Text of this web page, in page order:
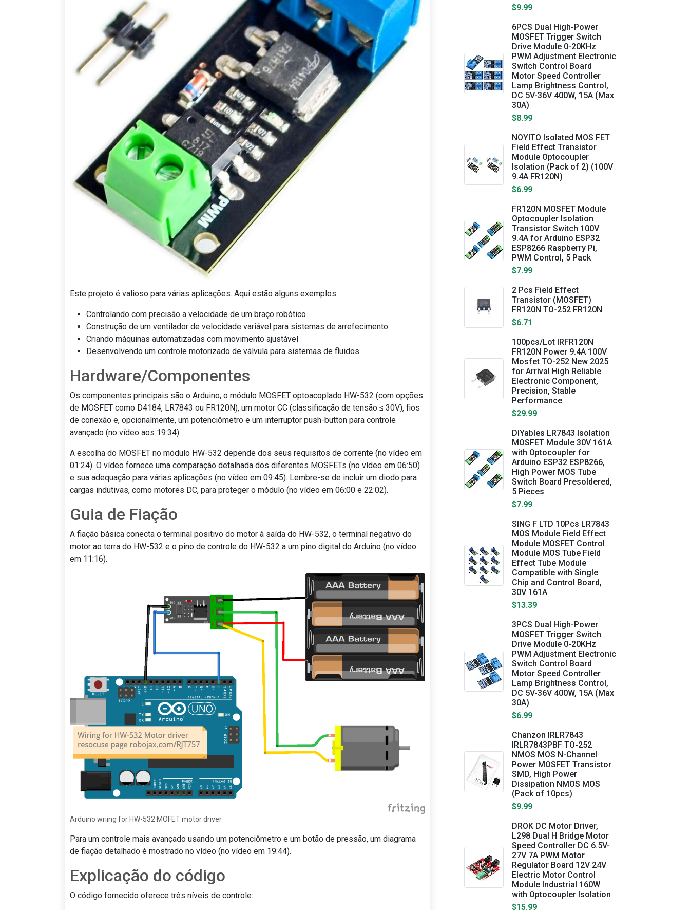
Este projeto é valioso para várias aplicações. Aqui estão alguns exemplos:
Controlando com precisão a velocidade de um braço robótico
Construção de um ventilador de velocidade variável para sistemas de arrefecimento
Criando máquinas automatizadas com movimento ajustável
Desenvolvendo um controle motorizado de válvula para sistemas de fluidos
Hardware/Componentes
Os componentes principais são o Arduino, o módulo MOSFET optoacoplado HW-532 (com opções
de MOSFET como D4184, LR7843 ou FR120N), um motor CC (classificação de tensão ≤ 30V), fios
de conexão e, opcionalmente, um potenciômetro e um interruptor push-button para controle
avançado (no vídeo aos 19:34).
A escolha do MOSFET no módulo HW-532 depende dos seus requisitos de corrente (no vídeo em
01:24). O vídeo fornece uma comparação detalhada dos diferentes MOSFETs (no vídeo em 06:50)
e sua adequação para várias aplicações (no vídeo em 09:45). Lembre-se de incluir um diodo para
cargas indutivas, como motores DC, para proteger o módulo (no vídeo em 06:00 e 22:02).
Guia de Fiação
A fiação básica conecta o terminal positivo do motor à saída do HW-532, o terminal negativo do
motor ao terra do HW-532 e o pino de controle do HW-532 a um pino digital do Arduino (no vídeo
em 11:16).
Arduino wriing for HW-532 MOFET motor driver
Para um controle mais avançado usando um potenciômetro e um botão de pressão, um diagrama
de fiação detalhado é mostrado no vídeo (no vídeo em 19:44).
Explicação do código
O código fornecido oferece três níveis de controle:
$9.99
6PCS Dual High-Power
MOSFET Trigger Switch
Drive Module 0-20KHz
PWM Adjustment Electronic
Switch Control Board
Motor Speed Controller
Lamp Brightness Control,
DC 5V-36V 400W, 15A (Max
30A)
$8.99
NOYITO Isolated MOS FET
Field Effect Transistor
Module Optocoupler
Isolation (Pack of 2) (100V
9.4A FR120N)
$6.99
FR120N MOSFET Module
Optocoupler Isolation
Transistor Switch 100V
9.4A for Arduino ESP32
ESP8266 Raspberry Pi,
PWM Control, 5 Pack
$7.99
2 Pcs Field Effect
Transistor (MOSFET)
FR120N TO-252 FR120N
$6.71
100pcs/Lot IRFR120N
FR120N Power 9.4A 100V
Mosfet TO-252 New 2025
for Arrival High Reliable
Electronic Component,
Precision, Stable
Performance
$29.99
DIYables LR7843 Isolation
MOSFET Module 30V 161A
with Optocoupler for
Arduino ESP32 ESP8266,
High Power MOS Tube
Switch Board Presoldered,
5 Pieces
$7.99
SING F LTD 10Pcs LR7843
MOS Module Field Effect
Module MOSFET Control
Module MOS Tube Field
Effect Tube Module
Compatible with Single
Chip and Control Board,
30V 161A
$13.39
3PCS Dual High-Power
MOSFET Trigger Switch
Drive Module 0-20KHz
PWM Adjustment Electronic
Switch Control Board
Motor Speed Controller
Lamp Brightness Control,
DC 5V-36V 400W, 15A (Max
30A)
$6.99
Chanzon IRLR7843
IRLR7843PBF TO-252
NMOS MOS N-Channel
Power MOSFET Transistor
SMD, High Power
Dissipation NMOS MOS
(Pack of 10pcs)
$9.99
DROK DC Motor Driver,
L298 Dual H Bridge Motor
Speed Controller DC 6.5V-
27V 7A PWM Motor
Regulator Board 12V 24V
Electric Motor Control
Module Industrial 160W
with Optocoupler Isolation
$15.99